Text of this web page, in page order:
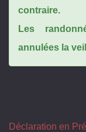
contraire.
Les
annulées la
Déclaration en